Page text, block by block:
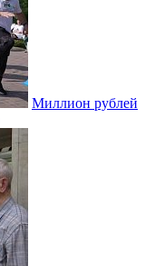
Миллион рублей